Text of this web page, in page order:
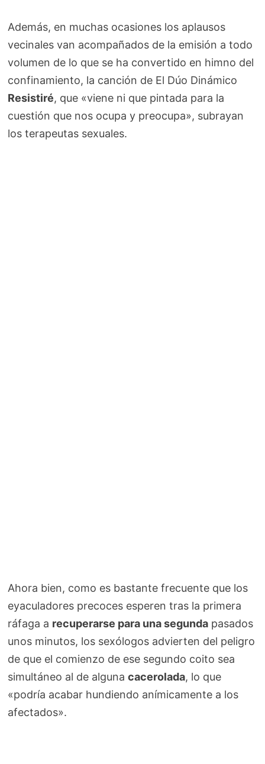
Además, en muchas ocasiones los aplausos
vecinales van acompañados de la emisión a todo
volumen de lo que se ha convertido en himno del
confinamiento, la canción de El Dúo Dinámico
Resistiré, que «viene ni que pintada para la
cuestión que nos ocupa y preocupa», subrayan
los terapeutas sexuales.
Ahora bien, como es bastante frecuente que los
eyaculadores precoces esperen tras la primera
ráfaga a recuperarse para una segunda pasados
unos minutos, los sexólogos advierten del peligro
de que el comienzo de ese segundo coito sea
simultáneo al de algunacacerolada, lo que
«podría acabar hundiendo anímicamente a los
afectados».